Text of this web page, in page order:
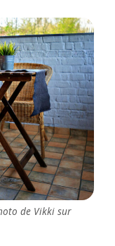
de Vikki sur